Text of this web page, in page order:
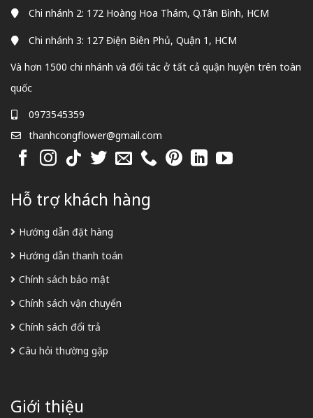
Chi nhánh 2: 172 Hoàng Hoa Thám, Q.Tân Bình, HCM
Chi nhánh 3: 127 Điện Biên Phủ, Quận 1, HCM
Và hơn 1500 chi nhánh và đối tác ở tất cả quận huyện trên toàn
quốc
0973545359
thanhcongflower@gmail.com
Hỗ trợ khách hàng
Hướng dẫn đặt hàng
Hướng dẫn thanh toán
Chính sách bảo mật
Chính sách vận chuyển
Chính sách đổi trả
Câu hỏi thường gặp
Giới thiệu